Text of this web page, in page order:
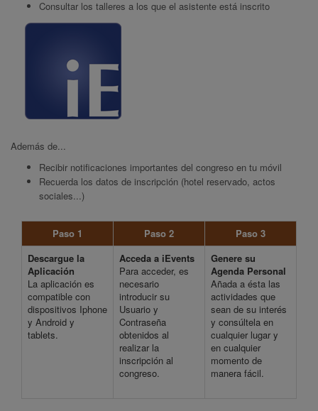
Consultar los talleres a los que el asistente está inscrito
Además de...
Recibir notificaciones importantes del congreso en tu móvil
Recuerda los datos de inscripción (hotel reservado, actos
sociales...)
Paso 1 Paso 2
Paso 3
Descargue la
Aplicación
La aplicación es
compatible con
dispositivos Iphone
y Android y
tablets.
Acceda a iEvents
Para acceder, es
necesario
introducir su
Usuario y
Contraseña
obtenidos al
realizar la
inscripción al
congreso.
Genere su
Agenda Personal
Añada a ésta las
actividades que
sean de su interés
y consúltela en
cualquier lugar y
en cualquier
momento de
manera fácil.